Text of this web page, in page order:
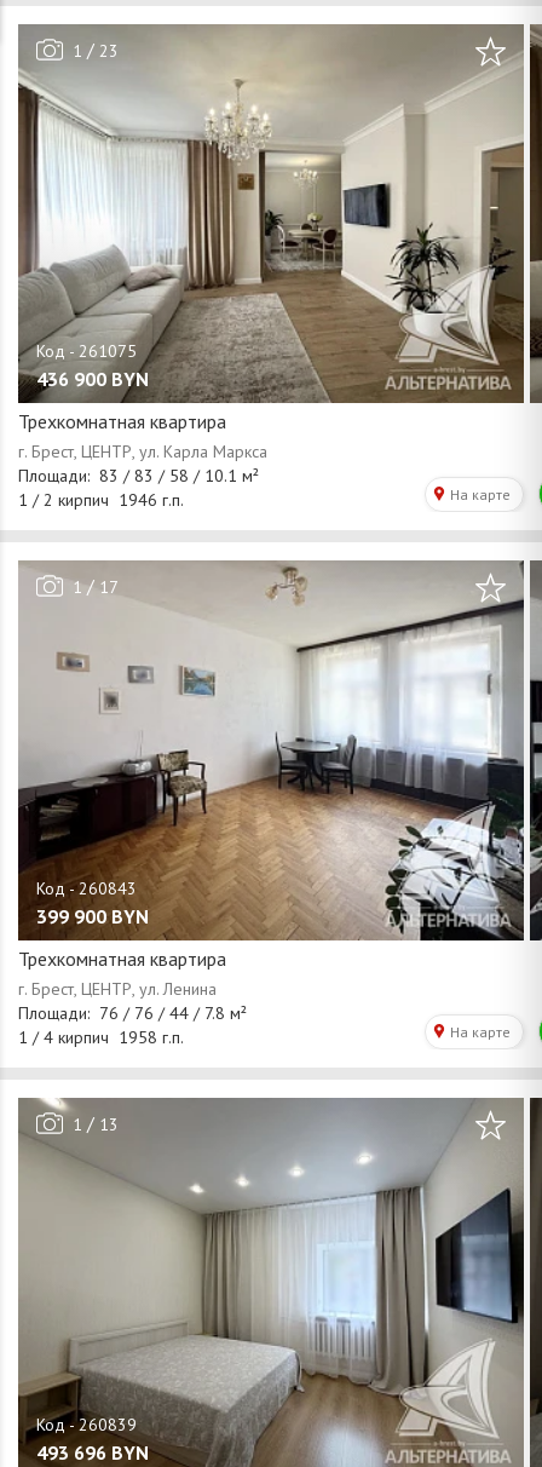
1 / 23
436 900 BYN
Трехкомнатная квартира
1/ 17
399 900 BYN
Трехкомнатная квартира
1 / 13
493 696 BYN